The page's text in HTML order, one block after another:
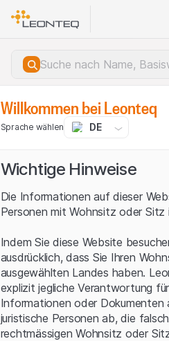
Willkommen bei Leonteq
Sprache wählen DE
Wichtige Hinweise
Die Informationen auf dieser
Personen mit Wohnsitz oder
Indem Sie diese Website
ausdrücklich, dass Sie Ihren
ausgewählten Landes haben.
explizit jegliche Verantwortung
Informationen oder Dokumenten
juristische Personen ab, die
rechtmässigen Wohnsitz oder